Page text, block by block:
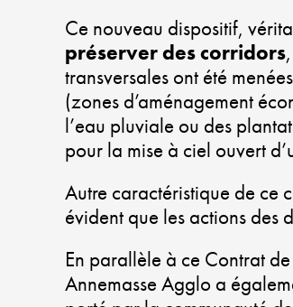
Ce nouveau dispositif,
préserver des corridors
transversales ont été
(zones d’aménagement
l’eau pluviale ou des
pour la mise à ciel ouvert
Autre caractéristique de ce
évident que les actions des
En parallèle à ce Contrat
Annemasse Agglo a